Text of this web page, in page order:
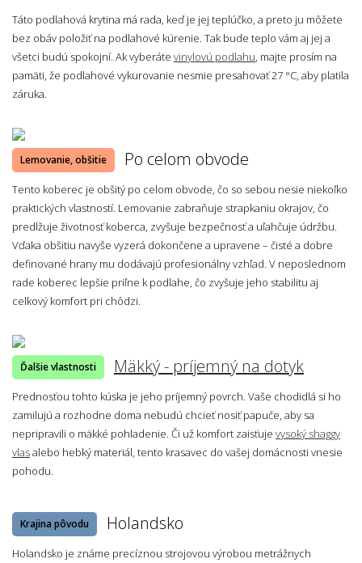
Táto podlahová krytina má rada, keď je jej teplúčko, a preto ju môžete
bez obáv položiť na podlahové kúrenie. Tak bude teplo vám aj jej a
všetci budú spokojní. Ak vyberáte vinylovú podlahu , majte prosím na
pamäti, že podlahové vykurovanie nesmie presahovať 27 °C, aby platila
záruka.
Lemovanie, obšitie Po celom obvode
Tento koberec je obšitý po celom obvode, čo so sebou nesie niekoľko
praktických vlastností. Lemovanie zabraňuje strapkaniu okrajov, čo
predlžuje životnosť koberca, zvyšuje bezpečnosť a uľahčuje údržbu.
Vďaka obšitiu navyše vyzerá dokončene a upravene – čisté a dobre
definované hrany mu dodávajú profesionálny vzhľad. V neposlednom
rade koberec lepšie priľne k podlahe, čo zvyšuje jeho stabilitu aj
celkový komfort pri chôdzi.
Ďalšie vlastnosti Mäkký - príjemný na dotyk
Prednosťou tohto kúska je jeho príjemný povrch. Vaše chodidlá si ho
zamilujú a rozhodne doma nebudú chcieť nosiť papuče, aby sa
nepripravili o mäkké pohladenie. Či už komfort zaisťuje vysoký shaggy
vlasalebo hebký materiál, tento krasavec do vašej domácnosti vnesie
pohodu.
Krajina pôvodu Holandsko
Holandsko je známe precíznou strojovou výrobou metrážnych